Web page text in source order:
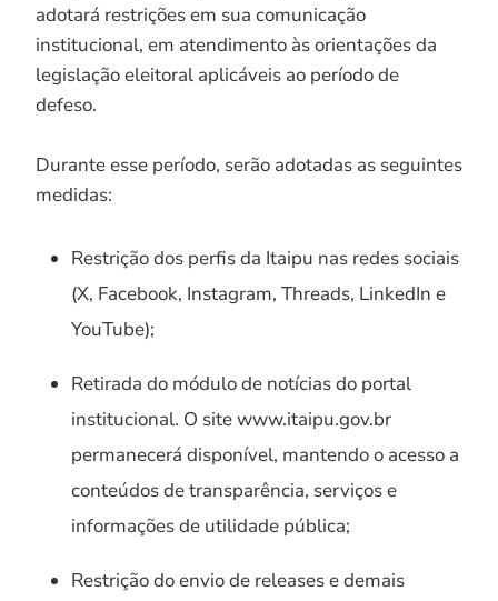
adotará restrições em sua comunicação
institucional, em atendimento às orientações da
legislação eleitoral aplicáveis ao período de
defeso.
Durante esse período, serão adotadas as seguintes
medidas:
Restrição dos perfis da Itaipu nas redes sociais
(X, Facebook, Instagram, Threads, LinkedIn e
YouTube);
Retirada do módulo de notícias do portal
institucional. O site www.itaipu.gov.br
permanecerá disponível, mantendo o acesso a
conteúdos de transparência, serviços e
informações de utilidade pública;
Restrição do envio de releases e demais